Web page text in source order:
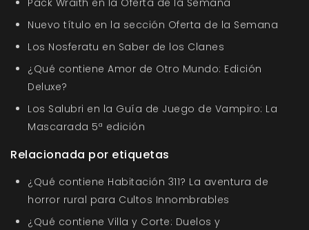
Pack Wraith en la Oferta de la Semana
Nuevo título en la sección Oferta de la Semana
Los Nosferatu en Saber de los Clanes
¿Qué contiene Amor de Otro Mundo: Edición
Deluxe?
Los Salubri en la Guía de Juego de Vampiro: La
Mascarada 5ª edición
Relacionada por etiquetas
¿Qué contiene Habitación 311? La aventura de
horror rural para Cultos Innombrables
¿Qué contiene Villa y Corte: Duelos y